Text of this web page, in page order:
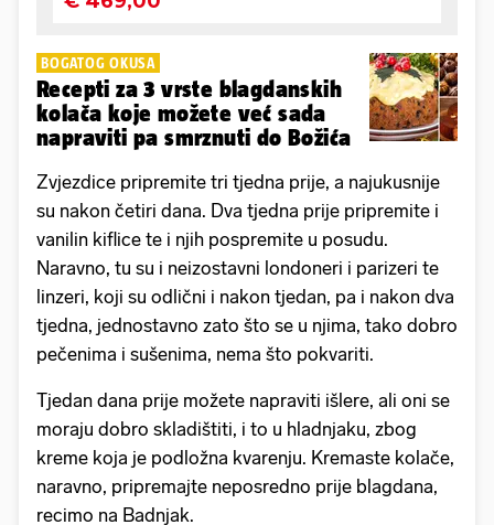
BOGATOG OKUSA
Recepti za 3 vrste blagdanskih
kolača koje možete već sada
napraviti pa smrznuti do Božića
Zvjezdice pripremite tri tjedna prije, a najukusnije
su nakon četiri dana. Dva tjedna prije pripremite i
vanilin kiflice te i njih pospremite u posudu.
Naravno, tu su i neizostavni londoneri i parizeri te
linzeri, koji su odlični i nakon tjedan, pa i nakon dva
tjedna, jednostavno zato što se u njima, tako dobro
pečenima i sušenima, nema što pokvariti.
Tjedan dana prije možete napraviti išlere, ali oni se
moraju dobro skladištiti, i to u hladnjaku, zbog
kreme koja je podložna kvarenju. Kremaste kolače,
naravno, pripremajte neposredno prije blagdana,
recimo na Badnjak.